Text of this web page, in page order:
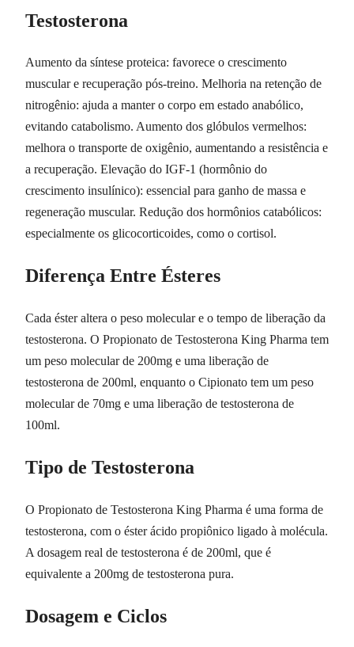
Testosterona
Aumento da síntese proteica: favorece o crescimento
muscular e recuperação pós-treino. Melhoria na retenção de
nitrogênio: ajuda a manter o corpo em estado anabólico,
evitando catabolismo. Aumento dos glóbulos vermelhos:
melhora o transporte de oxigênio, aumentando a resistência e
a recuperação. Elevação do IGF-1 (hormônio do
crescimento insulínico): essencial para ganho de massa e
regeneração muscular. Redução dos hormônios catabólicos:
especialmente os glicocorticoides, como o cortisol.
Diferença Entre Ésteres
Cada éster altera o peso molecular e o tempo de liberação da
testosterona. O Propionato de Testosterona King Pharma tem
um peso molecular de 200mg e uma liberação de
testosterona de 200ml, enquanto o Cipionato tem um peso
molecular de 70mg e uma liberação de testosterona de
100ml.
Tipo de Testosterona
O Propionato de Testosterona King Pharma é uma forma de
testosterona, com o éster ácido propiônico ligado à molécula.
A dosagem real de testosterona é de 200ml, que é
equivalente a 200mg de testosterona pura.
Dosagem e Ciclos